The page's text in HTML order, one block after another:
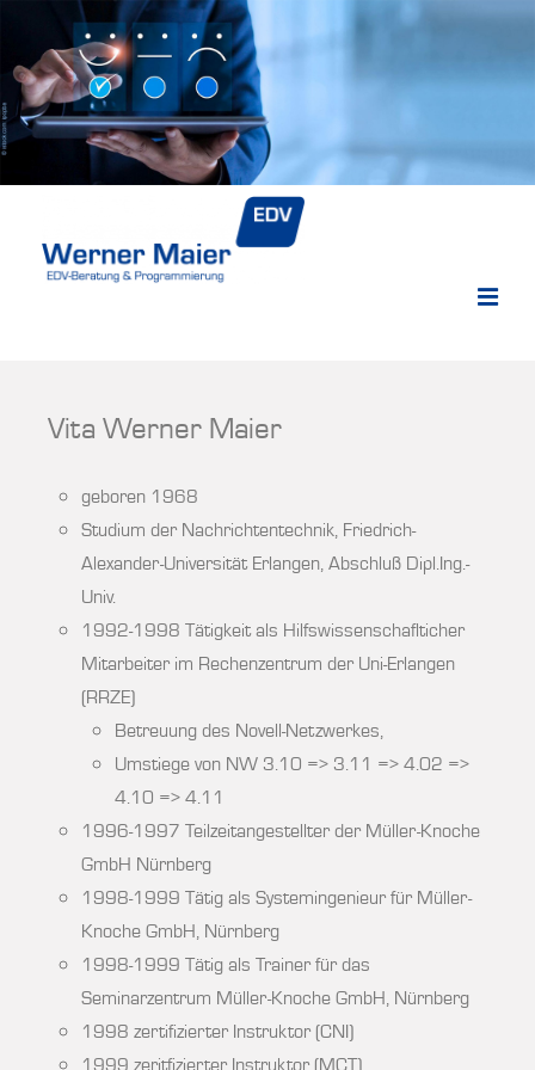
Vita Werner Maier
geboren 1968
Studium der Nachrichtentechnik, Friedrich-
Alexander-Universität Erlangen, Abschluß Dipl.Ing.-
Univ.
1992-1998 Tätigkeit als Hilfswissenschaflticher
Mitarbeiter im Rechenzentrum der Uni-Erlangen
(RRZE)
Betreuung des Novell-Netzwerkes,
Umstiege von NW 3.10 => 3.11 => 4.02 =>
4.10 => 4.11
1996-1997 Teilzeitangestellter der Müller-Knoche
GmbH Nürnberg
1998-1999 Tätig als Systemingenieur für Müller-
Knoche GmbH, Nürnberg
1998-1999 Tätig als Trainer für das
Seminarzentrum Müller-Knoche GmbH, Nürnberg
1998 zertifizierter Instruktor (CNI)
1999 zeritfizierter Instruktor (MCT)